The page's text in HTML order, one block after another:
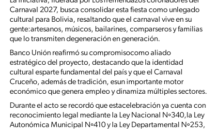
Carnaval 2027, busca consolidar esta fiesta como unlegado
cultural para Bolivia, resaltando que el carnaval vive en su
gente:artesanos, músicos, bailarines, comparseros y familias
que lo transmiten degeneración en generación.
Banco Unión reafirmó su compromisocomo aliado
estratégico del proyecto, destacando que la identidad
cultural esparte fundamental del país y que el Carnaval
Cruceño, además de tradición, esun importante motor
económico que genera empleo y dinamiza múltiples sectores.
Durante el acto se recordó que estacelebración ya cuenta con
reconocimiento legal mediante la Ley Nacional Nº340,la Ley
Autonómica Municipal Nº410 y la Ley Departamental Nº253,